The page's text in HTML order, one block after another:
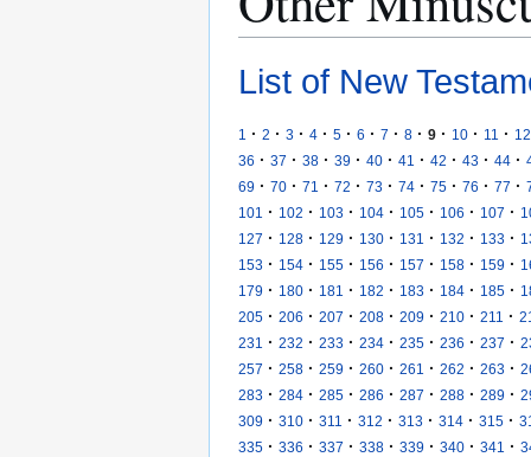
List of New
1 · 2 · 3 · 4 · 5 · 6 · 7 · 8 · 9 · 10 · 11 · 12
36 · 37 · 38 · 39 · 40 · 41 · 42 · 43 · 44 ·
69 · 70 · 71 · 72 · 73 · 74 · 75 · 76 · 77 ·
101
· 102 · 103 · 104 · 105 · 106 · 107 ·
127 · 128 · 129 · 130 · 131 · 132 · 133 ·
153 · 154 · 155 · 156 · 157 · 158 · 159 ·
179 · 180 · 181 · 182 · 183 · 184 · 185 ·
205 · 206 · 207 · 208 · 209 · 210 · 211 ·
231
· 232 · 233 · 234 · 235 · 236 · 237 ·
257 · 258 · 259 · 260 · 261 · 262 · 263 ·
283 · 284 · 285 · 286 · 287 · 288 · 289 ·
309 · 310 · 311 · 312 · 313 · 314 · 315 ·
335 · 336 · 337 · 338 · 339 · 340 · 341 ·